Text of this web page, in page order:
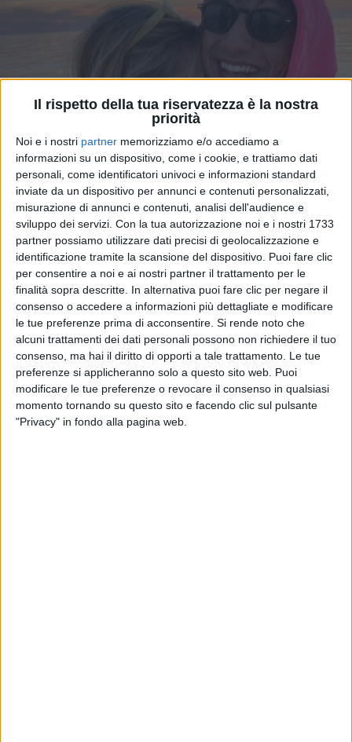
Il rispetto della tua riservatezza è la nostra
priorità
Noi e i nostri partner memorizziamo e/o accediamo a
informazioni su un dispositivo, come i cookie, e trattiamo dati
personali, come identificatori univoci e informazioni standard
inviate da un dispositivo per annunci e contenuti personalizzati,
misurazione di annunci e contenuti, analisi dell'audience e
sviluppo dei servizi. Con la tua autorizzazione noi e i nostri 1733
partner possiamo utilizzare dati precisi di geolocalizzazione e
identificazione tramite la scansione del dispositivo. Puoi fare clic
per consentire a noi e ai nostri partner il trattamento per le
finalità sopra descritte. In alternativa puoi fare clic per negare il
consenso o accedere a informazioni più dettagliate e modificare
le tue preferenze prima di acconsentire. Si rende noto che
alcuni trattamenti dei dati personali possono non richiedere il tuo
consenso, ma hai il diritto di opporti a tale trattamento. Le tue
preferenze si applicheranno solo a questo sito web. Puoi
modificare le tue preferenze o revocare il consenso in qualsiasi
momento tornando su questo sito e facendo clic sul pulsante
"Privacy" in fondo alla pagina web.
NEWS 26 apr 2021
Ultimo abbraccia la fidanzata e le dedica un
verso di “Buongiorno vita”
Reduce dal concerto al Colosseo, è volato al sole del
Messico con lei
diAndrea Daz